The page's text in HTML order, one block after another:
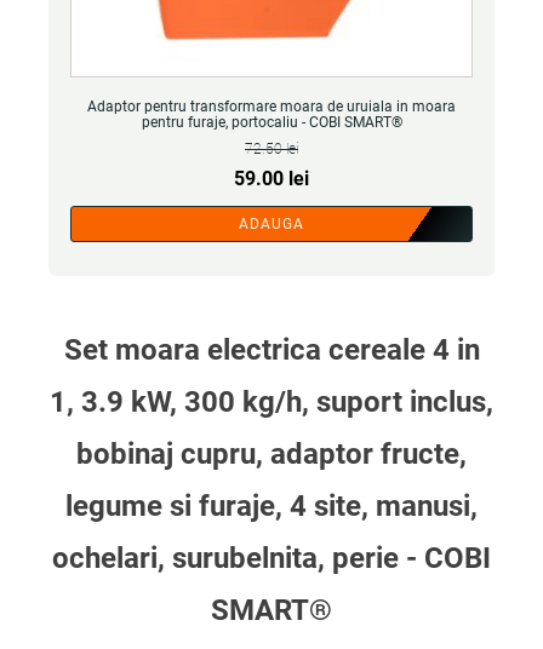
Adaptor pentru transformare moara de uruiala in moara
pentru furaje, portocaliu - COBI SMART®
72.50lei
Prețul
inițial
a
59.00 leiPrețul
curent
este:
ADAUGA
Set moara electrica cereale 4 in
1, 3.9 kW, 300 kg/h, suport inclus,
bobinaj cupru, adaptor fructe,
legume si furaje, 4 site, manusi,
ochelari, surubelnita, perie - COBI
SMART®